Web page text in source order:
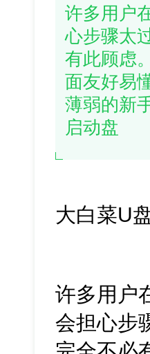
许多用户
心步骤太
有此顾虑
面友好易
薄弱的新
启动盘
大白菜U
许多用户
会担心步